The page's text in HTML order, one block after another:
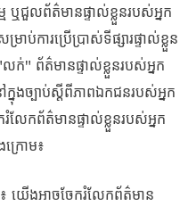
ឬជួលព័ត៌មានផ្ទាល់ខ្លួនរបស់អ្នក
ការប្រើប្រាស់ទីផ្សារផ្ទាល់ខ្លួន
" ព័ត៌មានផ្ទាល់ខ្លួនរបស់អ្នក
នុងច្បាប់ស្តីពីភាពឯកជនរបស់អ្នក
លែកព័ត៌មានផ្ទាល់ខ្លួនរបស់អ្នក
ក្រោម៖
៖ យើងអាចចែករំលែកព័ត៌មាន